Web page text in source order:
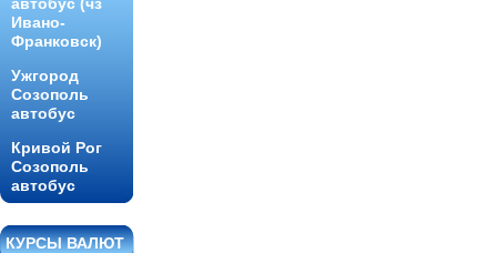
Ивано-
Франковск)
Ужгород
Созополь
автобус
Кривой Рог
Созополь
автобус
КУРСЫ ВАЛЮТ